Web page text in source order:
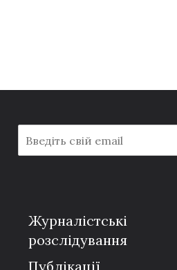
m
a
Журналістські
розслідування
Публікації